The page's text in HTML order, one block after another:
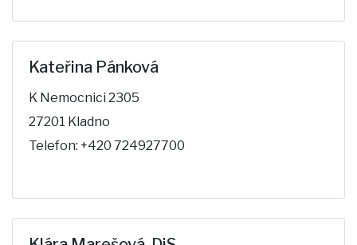
Kateřina Pánková
K Nemocnici 2305
27201 Kladno
Telefon: +420 724927700